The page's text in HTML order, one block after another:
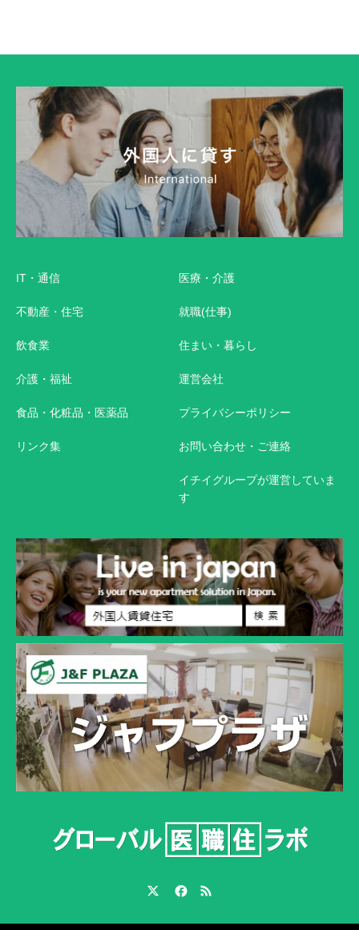
IT・通信
不動産・住宅
飲食業
介護・福祉
食品・化粧品・医薬品
リンク集
医療・介護
就職(仕事)
住まい・暮らし
運営会社
プライバシーポリシー
お問い合わせ・ご連絡
イチイグループが運営していま
す